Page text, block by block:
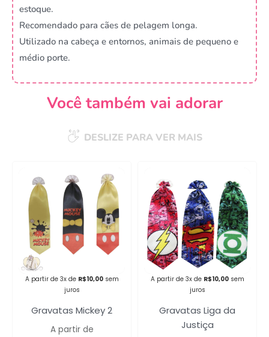
estoque.
Recomendado para cães de pelagem longa.
Utilizado na cabeça e entornos, animais de pequeno e
médio porte.
Você também vai adorar
DESLIZE PARA VER MAIS
A partir de 3x de R$10,00 sem
juros
Gravatas Mickey 2
A partir de
A partir de 3x de R$10,00 sem
juros
Gravatas Liga da
Justiça
Campanha lançada com
sucesso!